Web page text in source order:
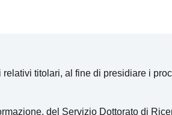
titolari, al fine di presidiare i
del Servizio Dottorato di